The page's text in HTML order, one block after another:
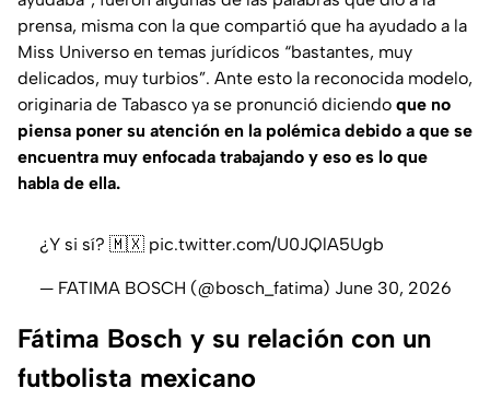
prensa, misma con la que compartió que ha ayudado a la
Miss Universo en temas jurídicos “bastantes, muy
delicados, muy turbios”. Ante esto la reconocida modelo,
originaria de Tabasco ya se pronunció diciendo que no
piensa poner su atención en la polémica debido a que se
encuentra muy enfocada trabajando y eso es lo que
habla de ella.
¿Y si sí? 🇲🇽 pic.twitter.com/U0JQlA5Ugb
— FATIMA BOSCH (@bosch_fatima) June 30, 2026
Fátima Bosch y su relación con un
futbolista mexicano